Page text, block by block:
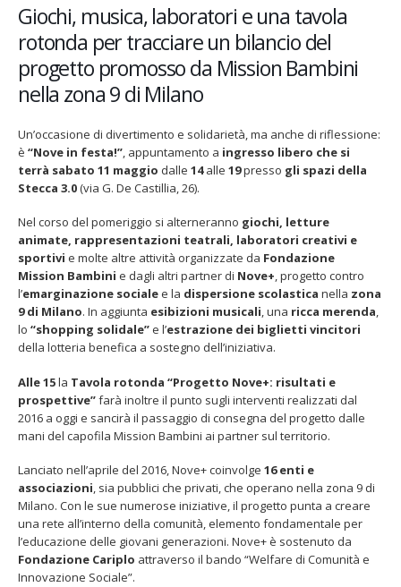
Maggio
2019
–
“Nove
festa!”
l’emarginazione
sociale
Giochi, musica, laboratori e una tavola
rotonda per tracciare un bilancio del
progetto promosso da Mission Bambini
nella zona 9 di Milano
Un’occasione di divertimento e solidarietà, ma anche di riflessione:
è “Nove in festa!”, appuntamento a ingresso libero che si
terrà sabato 11 maggio dalle 14alle 19presso gli spazi della
Stecca 3.0(via G. De Castillia, 26).
Nel corso del pomeriggio si alterneranno giochi, letture
animate, rappresentazioni teatrali, laboratori creativi e
sportivi e molte altre attività organizzate da Fondazione
Mission Bambini e dagli altri partner di Nove+, progetto contro
l’emarginazione socialee la dispersione scolastica nella zona
9 di Milano. In aggiunta esibizioni musicali, una ricca merenda,
lo “shopping solidale”e l’estrazione dei biglietti vincitori
della lotteria benefica a sostegno dell’iniziativa.
Alle 15la Tavola rotonda “Progetto Nove+: risultati e
prospettive”farà inoltre il punto sugli interventi realizzati dal
2016 a oggi e sancirà il passaggio di consegna del progetto dalle
mani del capofila Mission Bambini ai partner sul territorio.
Lanciato nell’aprile del 2016, Nove+ coinvolge 16 enti e
associazioni, sia pubblici che privati, che operano nella zona 9 di
Milano. Con le sue numerose iniziative, il progetto punta a creare
una rete all’interno della comunità, elemento fondamentale per
l’educazione delle giovani generazioni. Nove+ è sostenuto da
Fondazione Cariplo attraverso il bando “Welfare di Comunità e
Innovazione Sociale”.
del
Fino al 29 marzo 2026 – Anziani
malati e fragili, VIDAS lancia
una campagna per rafforzare
l’assistenza domiciliare
13 dicembre
carnet per le
della
5 ottobre
dintorni” per
anni di
Giugno 15, 2026
18 e 19
gospel
Opera
Giugno 15, 2026